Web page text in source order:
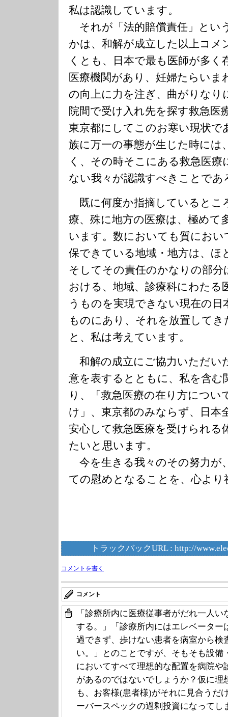
私は認識しています。
それが「法的賠償責任」とい
かは、和解が成立した以上コメ
くとも、日本で最も医師が多く
医療機関があり、妊婦たらいま
の向上に力を注ぎ、曲がりなり
院間で受け入れ先を探す救急医
東京都にしてこのお寒い現状で
族に万一の事態が生じた時には
く、その時そこにある救急医
ない我々が認識すべきことであ
既に何度か指摘しているとこ
療、殊に地方の医療は、極めて
います。数においても質におい
保できている地域・地方は、ほ
そしてその責任のかなりの部分
おける、地域、診療科にわたる
うものを実現できない現在の日
ものにあり、それを放置して
と、私は考えています。
和解の成立にご協力いただい
意を表するとともに、私を含む
り、「救急医療の在り方につい
け」、東京都のみならず、日本
安心して救急医療を受けられる
たいと思います。
今を生きる我々のその努力が
ての慰めとなることを、心より
トラックバックURL : http://
コメントを書く
コメント
「診療所内に医療従事者がだれ一人
する。」「診療所内にはエレベーター
過できず、歩けない患者を病室から検
い。」とのことですが、そもそも設備
においてすべて理想的な配置を病院や
があるのではないでしょうか？仮に理
も、お客様(患者様)がそれに見合うだ
ーバースペックの過剰投資になってし